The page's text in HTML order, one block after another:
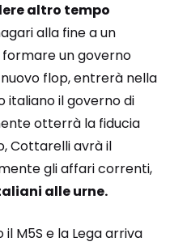
altro tempo
alla fine a un
un governo
flop, entrerà nella
italiano il governo di
otterrà la fiducia
Cottarelli avrà il
gli affari correnti,
alle urne.
M5S e la Lega arriva